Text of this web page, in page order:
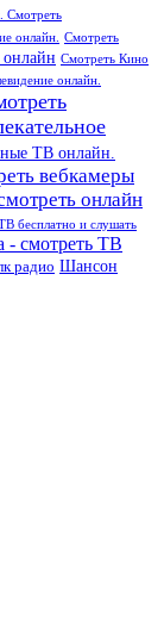
Смотреть
онлайн.
Смотреть
Смотреть Кино
онлайн.
ТВ онлайн.
вебкамеры
онлайн
бесплатно и слушать
- смотреть ТВ
радио Шансон